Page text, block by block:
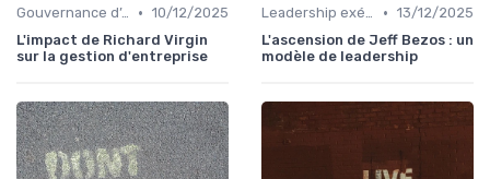
Gouvernance d’entreprise • 10/12/2025
L'impact de Richard Virgin
sur la gestion d'entreprise
Leadership exécutif & prise de décision • 13/12/2025
L'ascension de Jeff Bezos : un
modèle de leadership